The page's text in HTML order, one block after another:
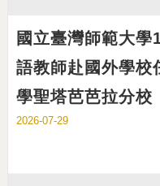
國立臺灣師範大
語教師赴國外學校
學聖塔芭芭拉分校
2026-07-29